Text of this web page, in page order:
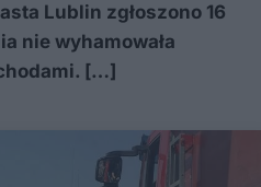
Lublin zgłoszono 16
nie wyhamowała
[…]